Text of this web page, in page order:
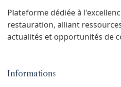
Plateforme dédiée à
restauration, alliant
actualités et opportunités de
Informations